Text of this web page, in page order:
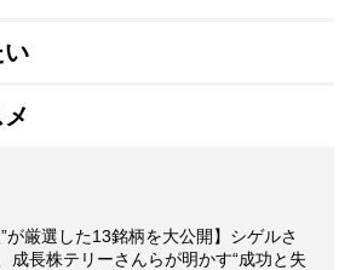
い
”が厳選した13銘柄を大公開】シゲルさ
成長株テリーさんらが明かす“成功と失